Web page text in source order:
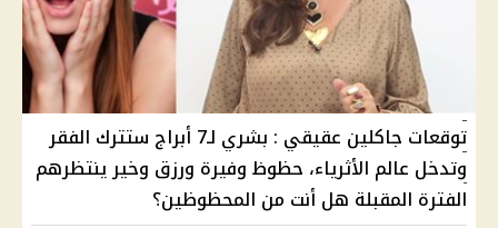
توقعات جاكلين عقيقي : بشري لـ7 أبراج ستترك الفقر
وتدخل عالم الأثرياء، حظوظ وفيرة ورزق وخير ينتظرهم
الفترة المقبلة هل أنت من المحظوظين؟